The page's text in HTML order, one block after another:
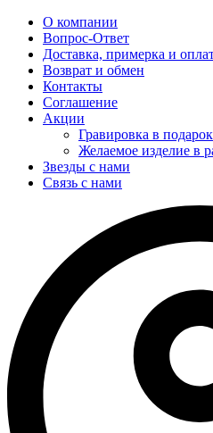
О компании
Вопрос-Ответ
Доставка, примерка и
Возврат и обмен
Контакты
Соглашение
Акции
Гравировка в подарок
Желаемое изделие в
Звезды с нами
Связь с нами